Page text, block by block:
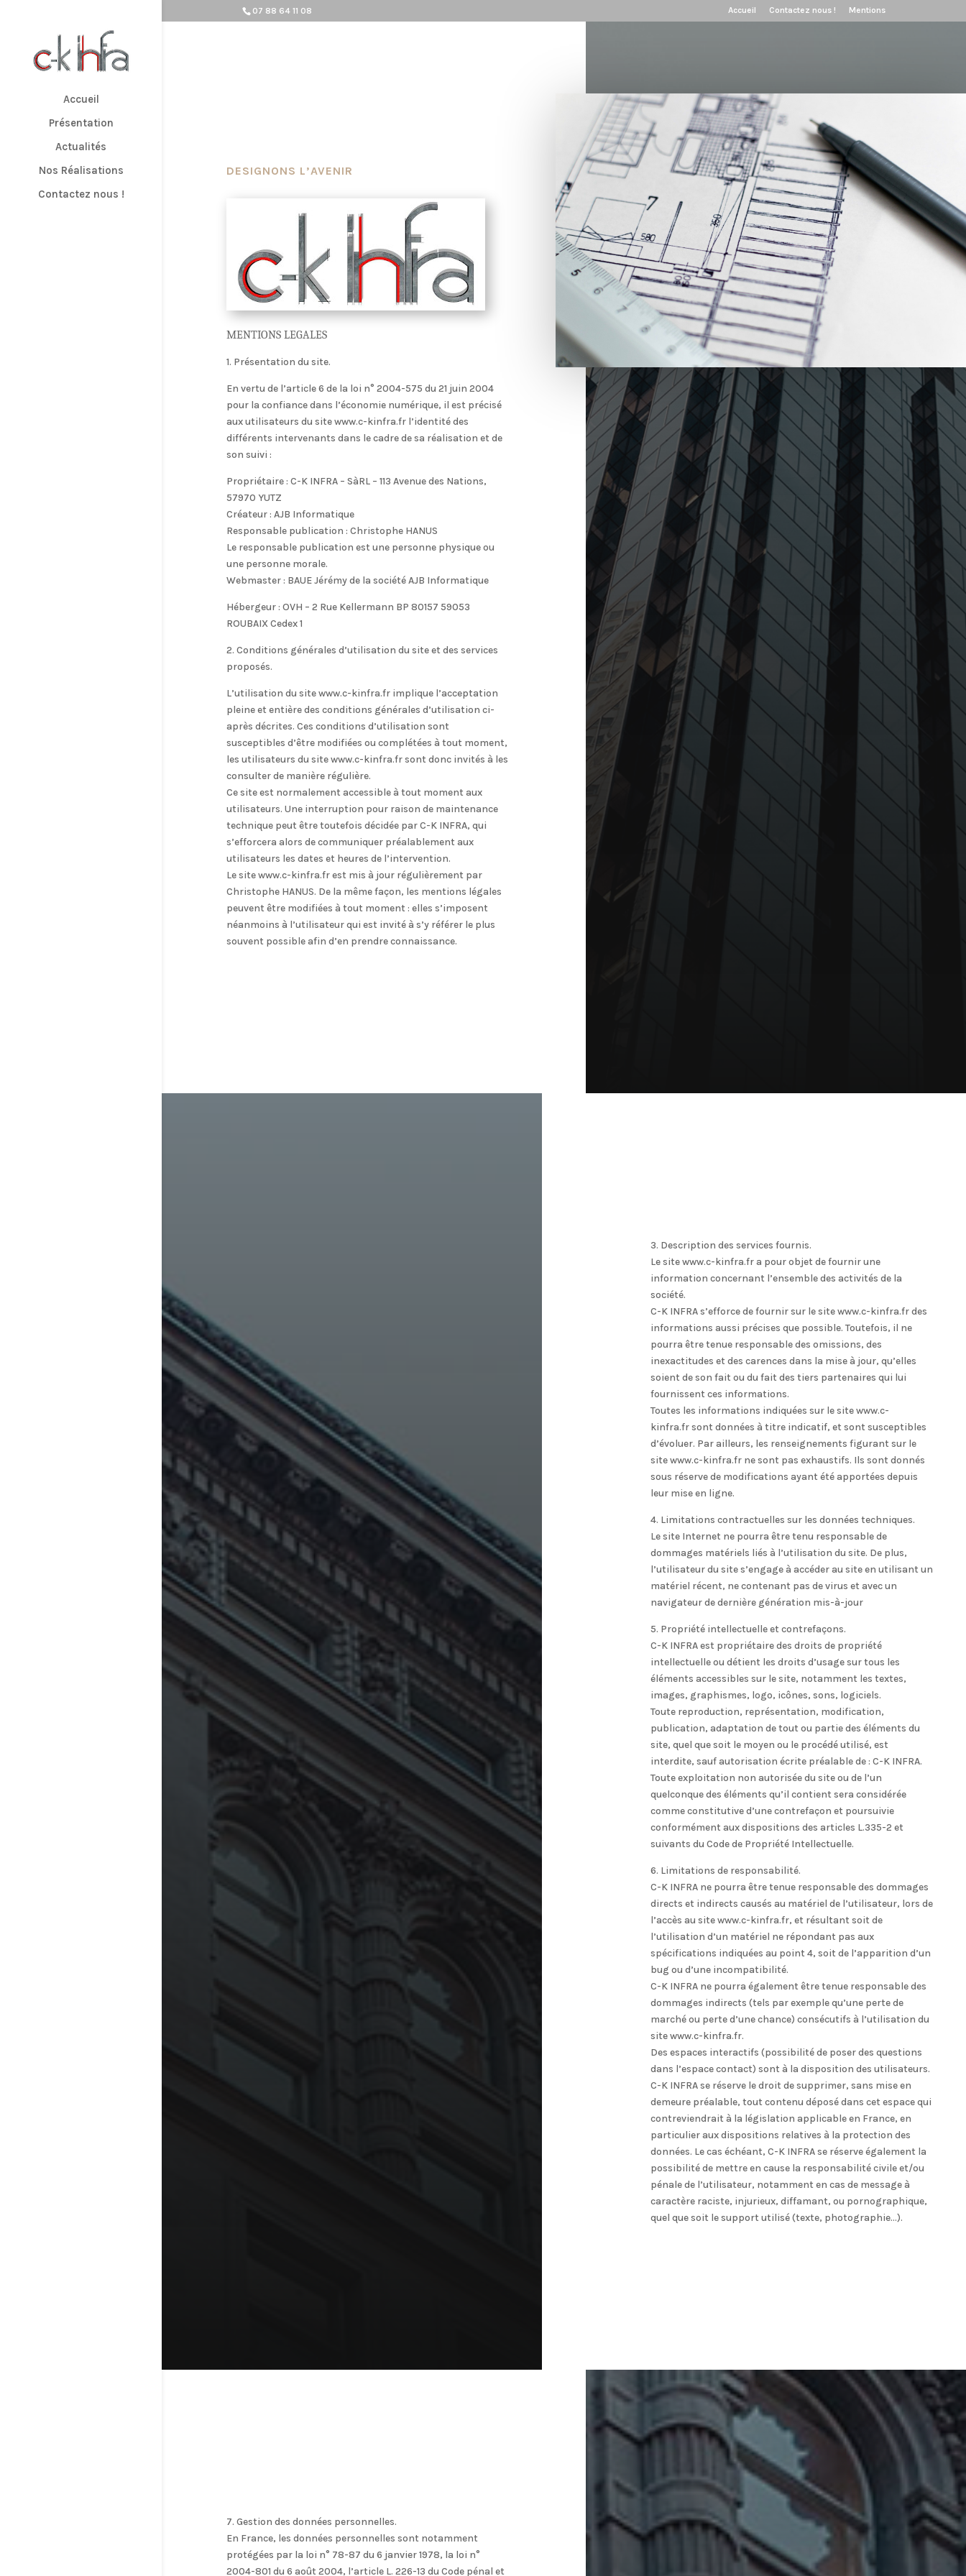
07 88 64 11 08 Accueil Contactez nous ! Mentions
Accueil
Présentation
Actualités
Nos Réalisations
Contactez nous !
DESIGNONS L’AVENIR
MENTIONS LEGALES
1. Présentation du site.
En vertu de l’article 6 de la loi n° 2004-575 du 21 juin 2004
pour la confiance dans l’économie numérique, il est précisé
aux utilisateurs du site www.c-kinfra.fr l’identité des
différents intervenants dans le cadre de sa réalisation et de
son suivi :
Propriétaire : C-K INFRA – SàRL – 113 Avenue des Nations,
57970 YUTZ
Créateur : AJB Informatique
Responsable publication : Christophe HANUS
Le responsable publication est une personne physique ou
une personne morale.
Webmaster : BAUE Jérémy de la société AJB Informatique
Hébergeur : OVH – 2 Rue Kellermann BP 80157 59053
ROUBAIX Cedex 1
2. Conditions générales d’utilisation du site et des services
proposés.
L’utilisation du site www.c-kinfra.fr implique l’acceptation
pleine et entière des conditions générales d’utilisation ci-
après décrites. Ces conditions d’utilisation sont
susceptibles d’être modifiées ou complétées à tout moment,
les utilisateurs du site www.c-kinfra.fr sont donc invités à les
consulter de manière régulière.
Ce site est normalement accessible à tout moment aux
utilisateurs. Une interruption pour raison de maintenance
technique peut être toutefois décidée par C-K INFRA, qui
s’efforcera alors de communiquer préalablement aux
utilisateurs les dates et heures de l’intervention.
Le site www.c-kinfra.fr est mis à jour régulièrement par
Christophe HANUS. De la même façon, les mentions légales
peuvent être modifiées à tout moment : elles s’imposent
néanmoins à l’utilisateur qui est invité à s’y référer le plus
souvent possible afin d’en prendre connaissance.
3. Description des services fournis.
Le site www.c-kinfra.fr a pour objet de fournir une
information concernant l’ensemble des activités de la
société.
C-K INFRA s’efforce de fournir sur le site www.c-kinfra.fr des
informations aussi précises que possible. Toutefois, il ne
pourra être tenue responsable des omissions, des
inexactitudes et des carences dans la mise à jour, qu’elles
soient de son fait ou du fait des tiers partenaires qui lui
fournissent ces informations.
Toutes les informations indiquées sur le site www.c-
kinfra.fr sont données à titre indicatif, et sont susceptibles
d’évoluer. Par ailleurs, les renseignements figurant sur le
site www.c-kinfra.fr ne sont pas exhaustifs. Ils sont donnés
sous réserve de modifications ayant été apportées depuis
leur mise en ligne.
4. Limitations contractuelles sur les données techniques.
Le site Internet ne pourra être tenu responsable de
dommages matériels liés à l’utilisation du site. De plus,
l’utilisateur du site s’engage à accéder au site en utilisant un
matériel récent, ne contenant pas de virus et avec un
navigateur de dernière génération mis-à-jour
5. Propriété intellectuelle et contrefaçons.
C-K INFRA est propriétaire des droits de propriété
intellectuelle ou détient les droits d’usage sur tous les
éléments accessibles sur le site, notamment les textes,
images, graphismes, logo, icônes, sons, logiciels.
Toute reproduction, représentation, modification,
publication, adaptation de tout ou partie des éléments du
site, quel que soit le moyen ou le procédé utilisé, est
interdite, sauf autorisation écrite préalable de : C-K INFRA.
Toute exploitation non autorisée du site ou de l’un
quelconque des éléments qu’il contient sera considérée
comme constitutive d’une contrefaçon et poursuivie
conformément aux dispositions des articles L.335-2 et
suivants du Code de Propriété Intellectuelle.
6. Limitations de responsabilité.
C-K INFRA ne pourra être tenue responsable des dommages
directs et indirects causés au matériel de l’utilisateur, lors de
l’accès au site www.c-kinfra.fr, et résultant soit de
l’utilisation d’un matériel ne répondant pas aux
spécifications indiquées au point 4, soit de l’apparition d’un
bug ou d’une incompatibilité.
C-K INFRA ne pourra également être tenue responsable des
dommages indirects (tels par exemple qu’une perte de
marché ou perte d’une chance) consécutifs à l’utilisation du
site www.c-kinfra.fr.
Des espaces interactifs (possibilité de poser des questions
dans l’espace contact) sont à la disposition des utilisateurs.
C-K INFRA se réserve le droit de supprimer, sans mise en
demeure préalable, tout contenu déposé dans cet espace qui
contreviendrait à la législation applicable en France, en
particulier aux dispositions relatives à la protection des
données. Le cas échéant, C-K INFRA se réserve également la
possibilité de mettre en cause la responsabilité civile et/ou
pénale de l’utilisateur, notamment en cas de message à
caractère raciste, injurieux, diffamant, ou pornographique,
quel que soit le support utilisé (texte, photographie…).
7. Gestion des données personnelles.
En France, les données personnelles sont notamment
protégées par la loi n° 78-87 du 6 janvier 1978, la loi n°
2004-801 du 6 août 2004, l’article L. 226-13 du Code pénal et